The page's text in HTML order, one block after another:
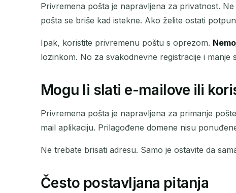
Privremena pošta je napravljena za privatnost.
pošta se briše kad istekne. Ako želite ostati
Ipak, koristite privremenu poštu s oprezom.
lozinkom. No za svakodnevne registracije i
Mogu li slati e-mailove ili
Privremena pošta je napravljena za primanje
mail aplikaciju. Prilagođene domene nisu
Ne trebate brisati adresu. Samo je ostavite da
Često postavljana pitanja